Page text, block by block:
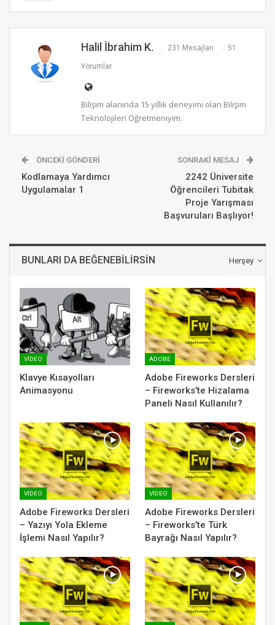
Halil İbrahim K. 231 Mesajları 51
Yorumlar
Bilişim alanında 15 yıllık deneyimi olan Bilişim
Teknolojileri Öğretmeniyim.
ÖNCEKI GÖNDERI
Kodlamaya Yardımcı
Uygulamalar 1
SONRAKI MESAJ
2242 Üniversite
Öğrencileri Tubitak
Proje Yarışması
Başvuruları Başlıyor!
Herşey
BUNLARI DA BEĞENEBILIRSIN
VIDEO
Klavye Kısayolları
Animasyonu
ADOBE
Adobe Fireworks Dersleri
– Fireworks’te Hizalama
Paneli Nasıl Kullanılır?
VIDEO
Adobe Fireworks Dersleri
– Yazıyı Yola Ekleme
İşlemi Nasıl Yapılır?
VIDEO
Adobe Fireworks Dersleri
– Fireworks’te Türk
Bayrağı Nasıl Yapılır?